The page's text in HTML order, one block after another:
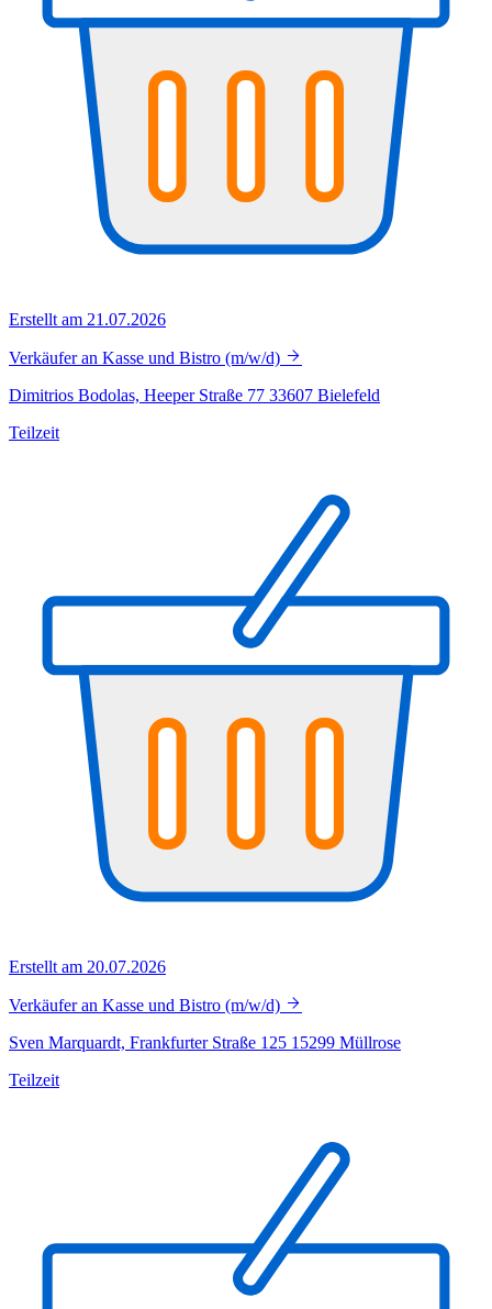
Erstellt am 21.07.2026
Verkäufer an Kasse und Bistro (m/w/d)
Dimitrios Bodolas, Heeper Straße 77 33607 Bielefeld
Teilzeit
Erstellt am 20.07.2026
Verkäufer an Kasse und Bistro (m/w/d)
Sven Marquardt, Frankfurter Straße 125 15299 Müllrose
Teilzeit